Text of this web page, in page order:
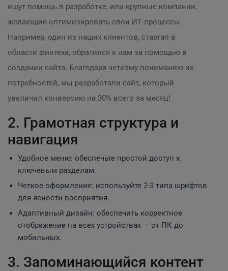
ищут помощь в разработке, или крупные компании,
желающие оптимизировать свои ИТ-процессы.
Например, один из наших клиентов, стартап в
области финтеха, обратился к нам за помощью в
создании сайта. Благодаря четкому пониманию их
потребностей, мы разработали сайт, который
увеличил конверсию на 30% всего за месяц!
2. Грамотная структура и
навигация
Удобное меню: обеспечьте простой доступ к
ключевым разделам.
Четкое оформление: используйте 2-3 типа шрифтов
для ясности восприятия.
Адаптивный дизайн: обеспечить корректное
отображение на всех устройствах — от ПК до
мобильных.
3. Запоминающийся контент